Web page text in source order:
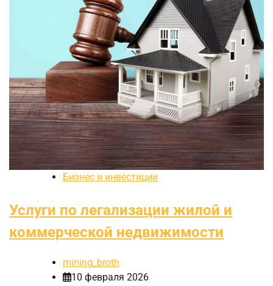
Бизнес и инвестиции
Услуги по легализации жилой и
коммерческой недвижимости
mining_broth
10 февраля 2026